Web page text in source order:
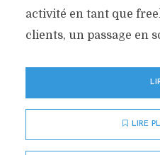
activité en tant que
clients, un passage en
LIRE